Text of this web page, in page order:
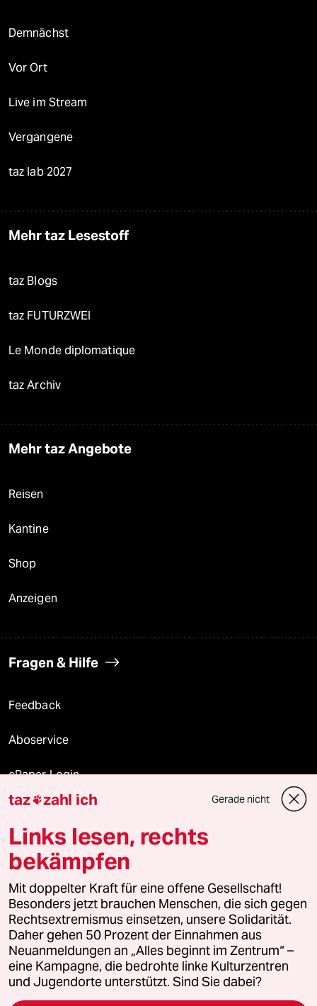
Demnächst
Vor Ort
Live im Stream
Vergangene
taz lab 2027
Mehr taz Lesestoff
taz Blogs
taz FUTURZWEI
Le Monde diplomatique
taz Archiv
Mehr taz Angebote
Reisen
Kantine
Shop
Anzeigen
Fragen & Hilfe
Feedback
Aboservice
ePaper Login
Downloads für Abonnierende
© 2026 taz Verlags und Vertriebs GmbH
Alle Rechte vorbehalten. Bei rechtlichen Fragen oder für Genehmigungen
wenden Sie sich bitte an lizenzen@taz.de
Feedback Redaktionsstatut Kommune-Richtlinien
Leitlinie Informant Datenschutz Impressum AGB
taz zahl ich Gerade nicht
Links lesen, rechts
bekämpfen
Mit doppelter Kraft für eine offene Gesellschaft!
Besonders jetzt brauchen Menschen, die sich gegen
Rechtsextremismus einsetzen, unsere Solidarität.
Daher gehen 50 Prozent der Einnahmen aus
Neuanmeldungen an „Alles beginnt im Zentrum“ –
eine Kampagne, die bedrohte linke Kulturzentren
und Jugendorte unterstützt. Sind Sie dabei?